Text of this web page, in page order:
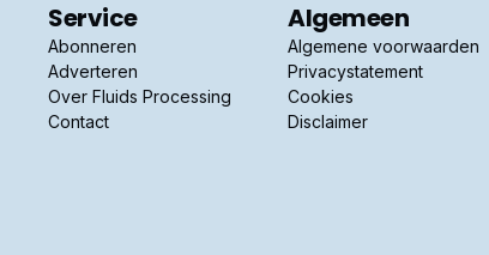
Service
Abonneren
Adverteren
Over Fluids Processing
Contact
Algemeen
Algemene voorwaarden
Privacystatement
Cookies
Disclaimer